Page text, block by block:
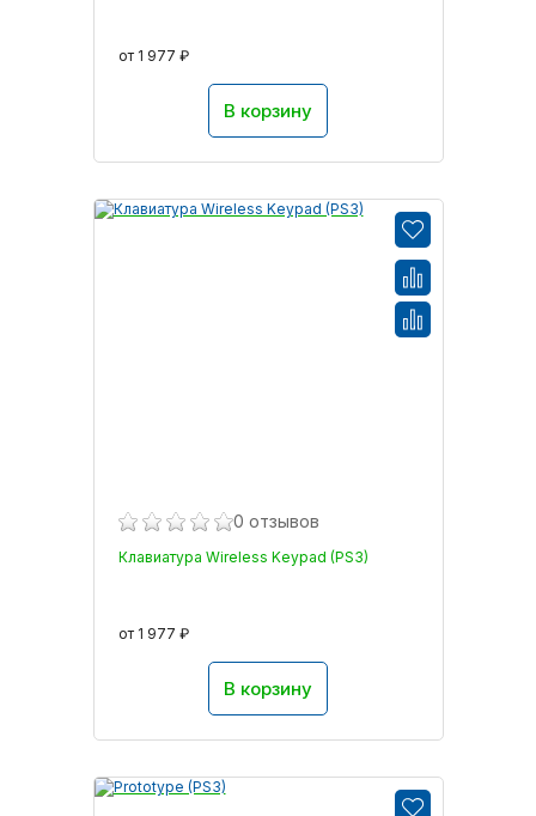
от 1 977 ₽
В корзину
0 отзывов
Клавиатура Wireless Keypad (PS3)
от 1 977 ₽
В корзину